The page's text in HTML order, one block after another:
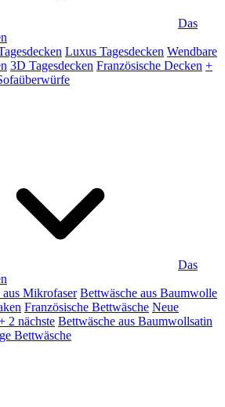
Das
Luxus Tagesdecken Wendbare
3D Tagesdecken Französische Decken +
Das
aus Mikrofaser Bettwäsche aus Baumwolle
Französische Bettwäsche Neue
2 nächste Bettwäsche aus Baumwollsatin
Bettwäsche